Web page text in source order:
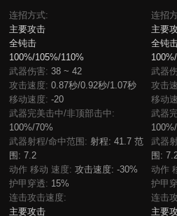
连招方式:
主要攻击
全钝击
100%/105%/110%
武器伤害: 38 ~ 42
攻击速度: 0.87秒/0.92秒/1.07秒
移动速度: -20
武器完美击中/非顶部击中:
100%/70%
武器射程/命中范围: 射程: 41.7 范
围: 7.2
动作 移动 速度: 攻击速度: -30%
护甲穿透: 15%
连击攻击速度:
主要攻击
连招
主要
全钝
武器
攻击
移动
武器
武器
围:
动作
护甲
连击
主要